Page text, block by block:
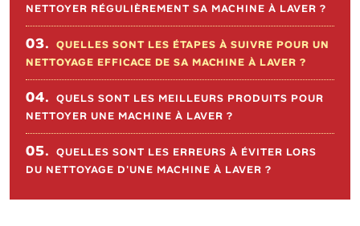
NETTOYER RÉGULIÈREMENT SA MACHINE À LAVER ?
03. QUELLES SONT LES ÉTAPES À SUIVRE POUR UN
NETTOYAGE EFFICACE DE SA MACHINE À LAVER ?
04. QUELS SONT LES MEILLEURS PRODUITS POUR
NETTOYER UNE MACHINE À LAVER ?
05. QUELLES SONT LES ERREURS À ÉVITER LORS
DU NETTOYAGE D'UNE MACHINE À LAVER ?